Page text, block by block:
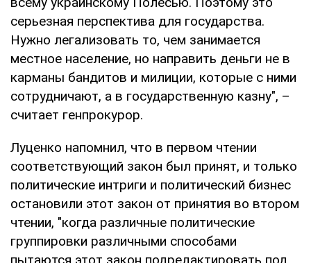
серьезная перспектива для государства.
Нужно легализовать то, чем занимается
местное население, но направить деньги не в
карманы бандитов и милиции, которые с ними
сотрудничают, а в государственную казну", –
считает генпрокурор.
Луценко напомнил, что в первом чтении
соответствующий закон был принят, и только
политические интриги и политический бизнес
остановили этот закон от принятия во втором
чтении, "когда различные политические
группировки различными способами
пытаются этот закон подредактировать под